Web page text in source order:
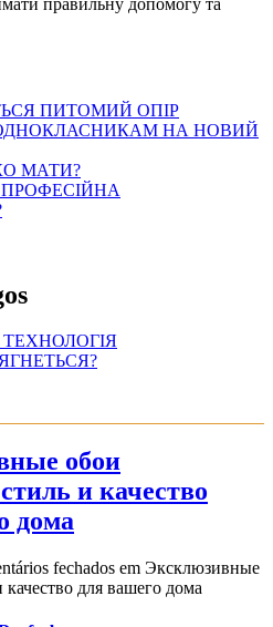
правильну допомогу та
ПИТОМИЙ ОПІР
НА НОВИЙ
МАТИ?
обои
и качество
дома
fechados em Эксклюзивные
для вашего дома